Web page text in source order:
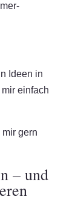
Ideen in
einfach
gern
– und